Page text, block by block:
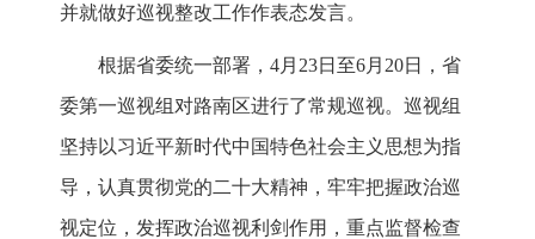
并就做好巡视整改工作作表态发言。
根据省委统一部署，4月23日至6月20日，省
委第一巡视组对路南区进行了常规巡视。巡视组
坚持以习近平新时代中国特色社会主义思想为指
导，认真贯彻党的二十大精神，牢牢把握政治巡
视定位，发挥政治巡视利剑作用，重点监督检查